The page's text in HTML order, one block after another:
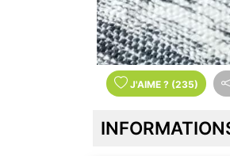
J'AIME ? (235)